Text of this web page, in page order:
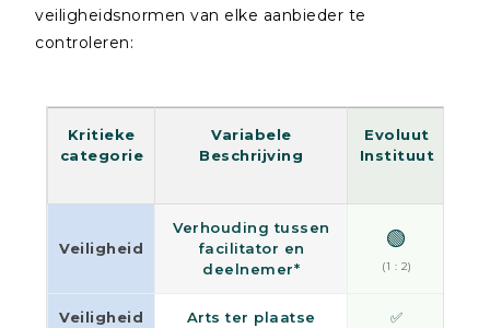
veiligheidsnormen van elke aanbieder te
controleren:
Kritieke
categorie
Variabele
Beschrijving
Evoluut
Instituut
Veiligheid
Verhouding tussen
facilitator en
deelnemer*
🟢
(1 : 2)
Veiligheid Arts ter plaatse ✅